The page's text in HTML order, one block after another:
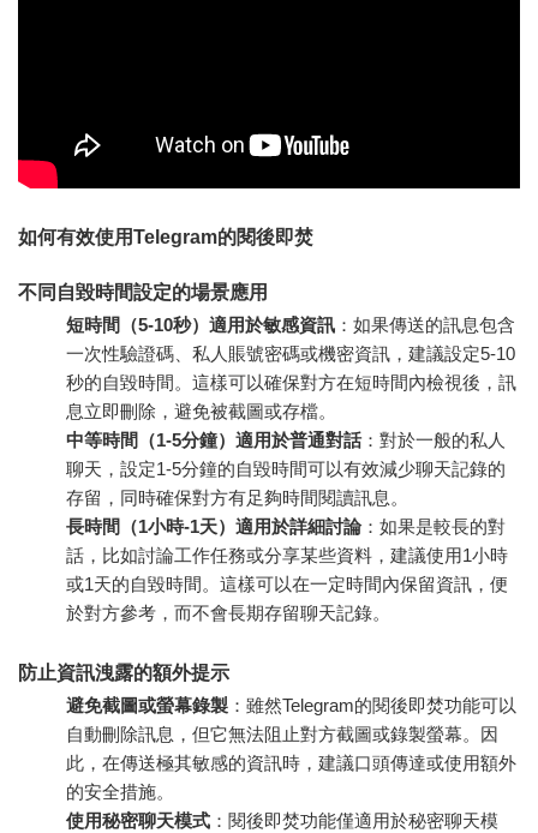
如何有效使用Telegram的閱後即焚
不同自毀時間設定的場景應用
短時間（5-10秒）適用於敏感資訊 ：如果傳送的訊息包含
一次性驗證碼、私人賬號密碼或機密資訊，建議設定5-10
秒的自毀時間。這樣可以確保對方在短時間內檢視後，訊
息立即刪除，避免被截圖或存檔。
中等時間（1-5分鐘）適用於普通對話：對於一般的私人
聊天，設定1-5分鐘的自毀時間可以有效減少聊天記錄的
存留，同時確保對方有足夠時間閱讀訊息。
長時間（1小時-1天）適用於詳細討論：如果是較長的對
話，比如討論工作任務或分享某些資料，建議使用1小時
或1天的自毀時間。這樣可以在一定時間內保留資訊，便
於對方參考，而不會長期存留聊天記錄。
防止資訊洩露的額外提示
避免截圖或螢幕錄製 ：雖然Telegram的閱後即焚功能可以
自動刪除訊息，但它無法阻止對方截圖或錄製螢幕。因
此，在傳送極其敏感的資訊時，建議口頭傳達或使用額外
的安全措施。
使用秘密聊天模式 ：閱後即焚功能僅適用於秘密聊天模